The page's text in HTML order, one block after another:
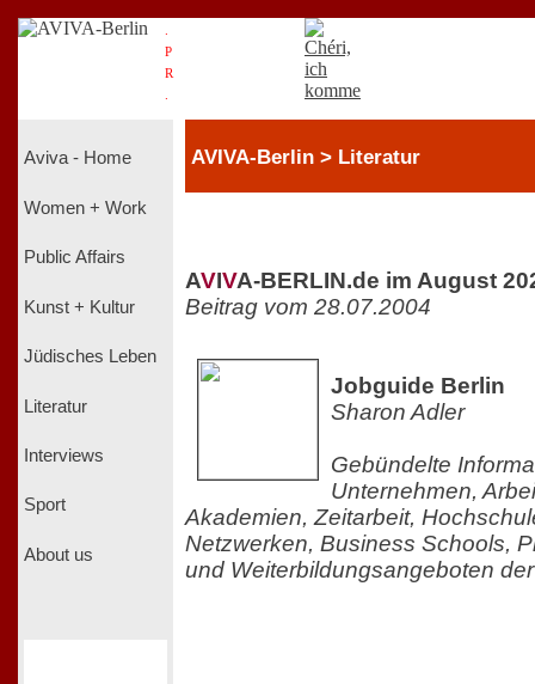
P
R
Aviva - Home
Women + Work
Public Affairs
Kunst + Kultur
Jüdisches Leben
Literatur
Interviews
Sport
About us
AVIVA-Berlin > Literatur
AVIVA-BERLIN.de im August
Beitrag vom 28.07.2004
Jobguide Berlin
Sharon Adler
Gebündelte
Unternehmen,
Akademien, Zeitarbeit,
Netzwerken, Business Schools,
und Weiterbildungsangeboten